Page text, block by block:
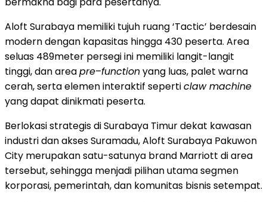
Aloft Surabaya memiliki tujuh ruang ‘Tactic’ berdesain
modern dengan kapasitas hingga 430 peserta. Area
seluas 489meter persegi ini memiliki langit-langit
tinggi, dan areapre–functionyang luas, palet warna
cerah, serta elemen interaktif seperticlaw machine
yang dapat dinikmati peserta.
Berlokasi strategis di Surabaya Timur dekat kawasan
industri dan akses Suramadu, Aloft Surabaya Pakuwon
City merupakan satu-satunya brand Marriott di area
tersebut, sehingga menjadi pilihan utama segmen
korporasi, pemerintah, dan komunitas bisnis setempat.